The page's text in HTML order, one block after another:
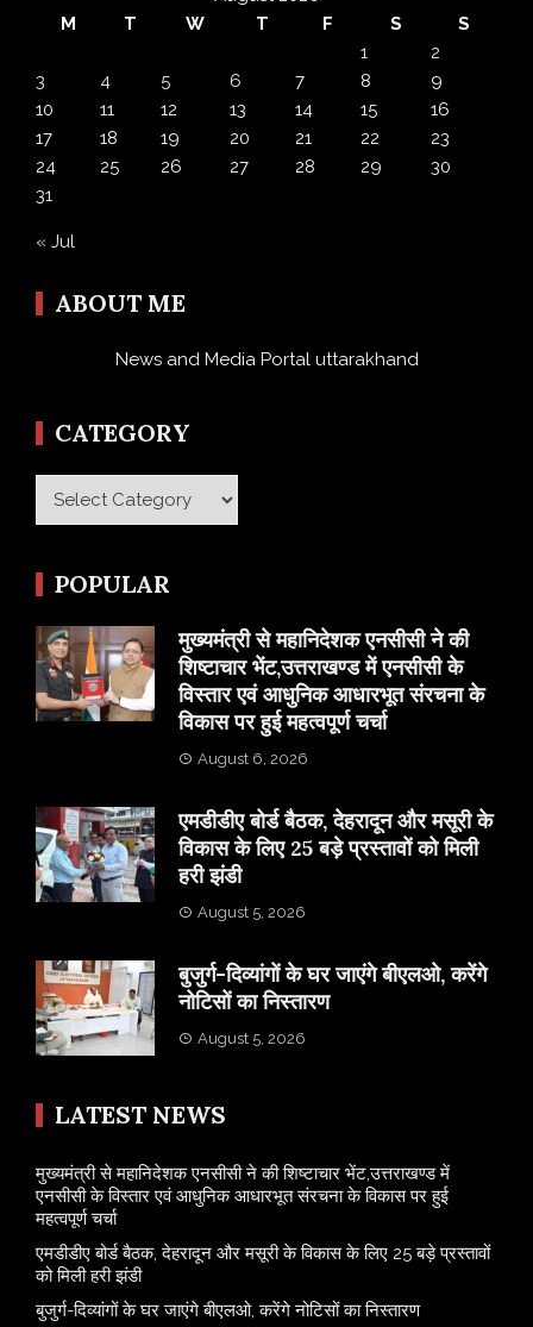
M
T W T F S
S
1
2
3
4 5 6 7 8
9
10
11 12 13 14 15
16
17
18 19 20 21 22
23
24
25 26 27 28 29
30
31
« Jul
ABOUT ME
News and Media Portal uttarakhand
CATEGORY
Category
POPULAR
मुख्यमंत्री से महानिदेशक एनसीसी ने की
शिष्टाचार भेंट,उत्तराखण्ड में एनसीसी के
विस्तार एवं आधुनिक आधारभूत संरचना के
विकास पर हुई महत्वपूर्ण चर्चा
August 6, 2026
एमडीडीए बोर्ड बैठक, देहरादून और मसूरी के
विकास के लिए 25 बड़े प्रस्तावों को मिली
हरी झंडी
August 5, 2026
बुजुर्ग-दिव्यांगों के घर जाएंगे बीएलओ, करेंगे
नोटिसों का निस्तारण
August 5, 2026
LATEST NEWS
मुख्यमंत्री से महानिदेशक एनसीसी ने की शिष्टाचार भेंट,उत्तराखण्ड में
एनसीसी के विस्तार एवं आधुनिक आधारभूत संरचना के विकास पर हुई
महत्वपूर्ण चर्चा
एमडीडीए बोर्ड बैठक, देहरादून और मसूरी के विकास के लिए 25 बड़े प्रस्तावों
को मिली हरी झंडी
बुजुर्ग-दिव्यांगों के घर जाएंगे बीएलओ, करेंगे नोटिसों का निस्तारण